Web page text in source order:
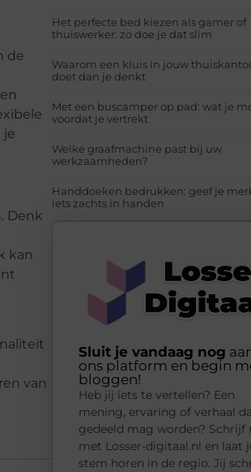
de
je
Denk
kan
van
Het perfecte bed kiezen als gamer of
thuiswerker: zo doe je dat slim
Waarom een kluis in jouw
doet dan je denkt
Met een buscamper op pad: wat je
voordat je vertrekt
Welke graafmachine past bij uw
werkzaamheden?
Handdoeken bedrukken: geef je
iets zachts in handen
Sluit je vandaag nog
ons platform en begin
bloggen!
Heb jij iets te vertellen? Een
mening, ervaring of verhaal
gedeeld mag worden? Schrijf
met Losser-digitaal.nl en laat
stem horen in de regio. Jij